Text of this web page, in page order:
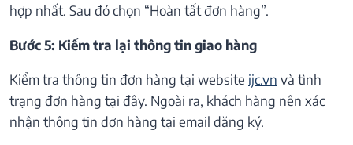
hợp nhất. Sau đó chọn “Hoàn tất đơn hàng”.
Bước 5: Kiểm tra lại thông tin giao hàng
Kiểm tra thông tin đơn hàng tại website ijc.vn và tình
trạng đơn hàng tại đây. Ngoài ra, khách hàng nên xác
nhận thông tin đơn hàng tại email đăng ký.